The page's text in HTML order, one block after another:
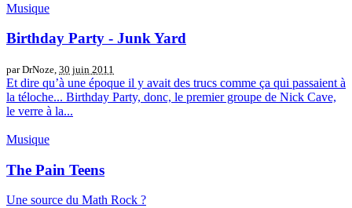
Musique
Birthday Party - Junk Yard
par DrNoze, 30 juin 2011
Et dire qu’à une époque il y avait des trucs comme ça qui passaient à
la téloche... Birthday Party, donc, le premier groupe de Nick Cave,
le verre à la...
Musique
The Pain Teens
Une source du Math Rock ?